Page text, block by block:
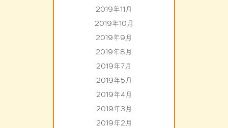
2019年11月
2019年10月
2019年9月
2019年8月
2019年7月
2019年5月
2019年4月
2019年3月
2019年2月